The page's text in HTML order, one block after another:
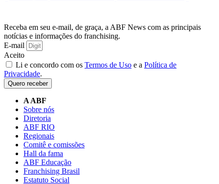
Receba em seu e-mail, de graça, a ABF News com as principais
notícias e informações do franchising.
E-mail
Aceito
Li e concordo com os Termos de Uso e a Política de
Privacidade.
Quero receber
A ABF
Sobre nós
Diretoria
ABF RIO
Regionais
Comitê e comissões
Hall da fama
ABF Educação
Franchising Brasil
Estatuto Social